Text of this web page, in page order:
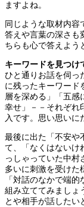
ますよね。
同じような取材内容
答えや言葉の深さも
ちらも心で答えよう
キーワードを見つけ
ひと通りお話を伺っ
に残ったキーワード
層を深める」「五感
幸せ」－－それぞれ
入です。思い思いに
最後に出た「不安や
て、「なくはないけ
っしゃっていた中村
多いに刺激を受けた
「対話のなかで端
組み立ててみましょ
とや相手が話したい